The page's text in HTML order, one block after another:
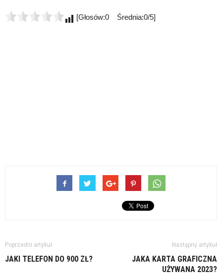
[Głosów:0 Średnia:0/5]
Poprzedni artykuł
JAKI TELEFON DO 900 ZŁ?
Następny artykuł
JAKA KARTA GRAFICZNA
UŻYWANA 2023?